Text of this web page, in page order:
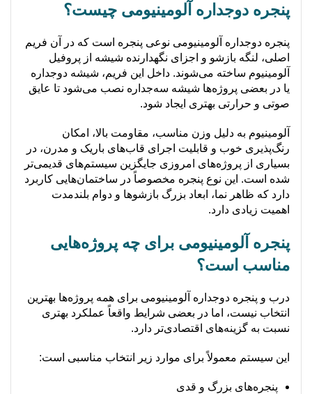
پنجره دوجداره آلومینیومی چیست؟
پنجره دوجداره آلومینیومی نوعی پنجره است که در آن فریم
اصلی، لنگه بازشو و اجزای نگهدارنده شیشه از پروفیل
آلومینیوم ساخته می‌شوند. داخل این فریم، شیشه دوجداره
یا در بعضی پروژه‌ها شیشه سه‌جداره نصب می‌شود تا عایق
صوتی و حرارتی بهتری ایجاد شود.
آلومینیوم به دلیل وزن مناسب، مقاومت بالا، امکان
رنگ‌پذیری خوب و قابلیت اجرای قاب‌های باریک و مدرن، در
بسیاری از پروژه‌های امروزی جایگزین سیستم‌های قدیمی‌تر
شده است. این نوع پنجره مخصوصاً در ساختمان‌هایی کاربرد
دارد که ظاهر نما، ابعاد بزرگ بازشوها و دوام بلندمدت
اهمیت زیادی دارد.
پنجره آلومینیومی برای چه پروژه‌هایی
مناسب است؟
درب و پنجره دوجداره آلومینیومی برای همه پروژه‌ها بهترین
انتخاب نیست، اما در بعضی شرایط واقعاً عملکرد بهتری
نسبت به گزینه‌های اقتصادی‌تر دارد.
این سیستم معمولاً برای موارد زیر انتخاب مناسبی است:
پنجره‌های بزرگ و قدی